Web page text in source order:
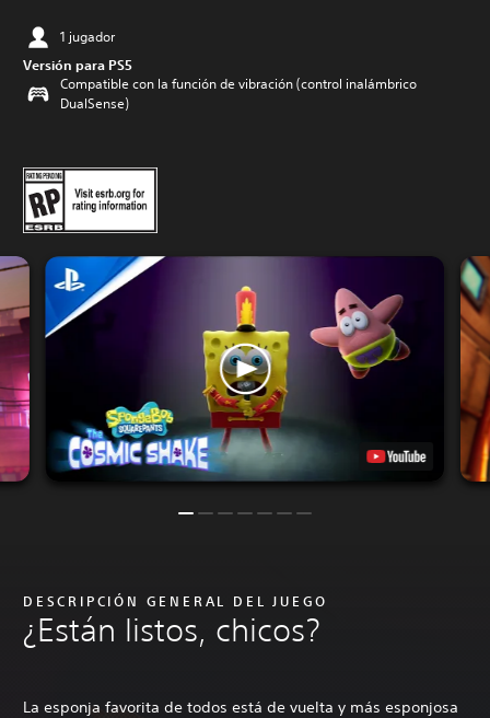
1 jugador
Versión para PS5
Compatible con la función de vibración (control inalámbrico
DualSense)
DESCRIPCIÓN GENERAL DEL JUEGO
¿Están listos, chicos?
La esponja favorita de todos está de vuelta y más esponjosa